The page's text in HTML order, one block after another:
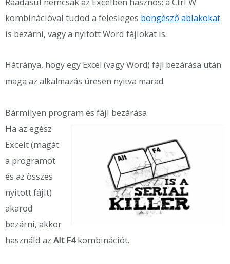
kombinációval tudod a felesleges böngésző ablakokat
is bezárni, vagy a nyitott Word fájlokat is.
Hátránya, hogy egy Excel (vagy Word) fájl bezárása után
maga az alkalmazás üresen nyitva marad.
Bármilyen program és fájl bezárása
Ha az egész
Excelt (magát
a programot
és az összes
nyitott fájlt)
akarod
bezárni, akkor
használd az Alt F4kombinációt.